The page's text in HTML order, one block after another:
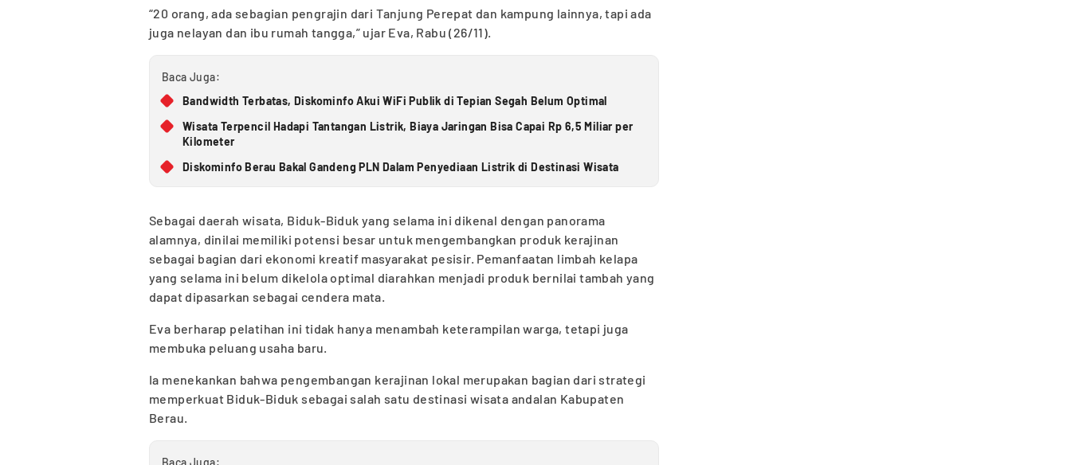
“20 orang, ada sebagian pengrajin dari Tanjung Perepat dan kampung lainnya, tapi ada
juga nelayan dan ibu rumah tangga,” ujar Eva, Rabu (26/11).
Baca Juga:
Bandwidth Terbatas, Diskominfo Akui WiFi Publik di Tepian Segah Belum Optimal
Wisata Terpencil Hadapi Tantangan Listrik, Biaya Jaringan Bisa Capai Rp 6,5 Miliar per
Kilometer
Diskominfo Berau Bakal Gandeng PLN Dalam Penyediaan Listrik di Destinasi Wisata
Sebagai daerah wisata, Biduk-Biduk yang selama ini dikenal dengan panorama
alamnya, dinilai memiliki potensi besar untuk mengembangkan produk kerajinan
sebagai bagian dari ekonomi kreatif masyarakat pesisir. Pemanfaatan limbah kelapa
yang selama ini belum dikelola optimal diarahkan menjadi produk bernilai tambah yang
dapat dipasarkan sebagai cendera mata.
Eva berharap pelatihan ini tidak hanya menambah keterampilan warga, tetapi juga
membuka peluang usaha baru.
Ia menekankan bahwa pengembangan kerajinan lokal merupakan bagian dari strategi
memperkuat Biduk-Biduk sebagai salah satu destinasi wisata andalan Kabupaten
Berau.
Baca Juga: